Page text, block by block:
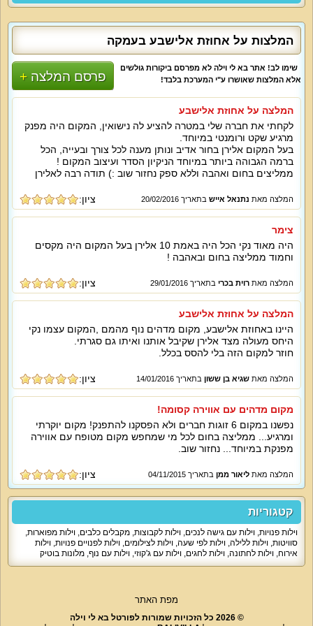
המלצות על אחוזת אלישבע בעמקה
פרסם המלצה
שימו לב! אתר בא לי וילה לא מפרסם ביקורות גולשים
אלא המלצות שאושרו ע"י המערכת בלבד!
המלצה על אחוזת אלישבע
לקחתי את חברה שלי במטרה להציע לה נישואין, המקום היה מפנק
מרגיע שקט ורומנטי במיוחד.
בעל המקום אלירן בחור אדיב ונותן מענה לכל צורך ובעייה, הכל
ברמה הגבוהה ביותר במיוחד הניקיון הסדר ועיצוב המקום !
ממליצים בחום ואהבה וללא ספק נחזור שוב :) תודה רבה לאלירן
המלצה מאת נתנאל אייש בתאריך 20/02/2016 ציון:
צימר
היה מאוד נקי הכל היה באמת 10 אלירן בעל המקום היה מקסים
וחמוד ממליצה בחום ובאהבה !
המלצה מאת רוית בכרי בתאריך 29/01/2016 ציון:
המלצה על אחוזת אלישבע
היינו באחוזת אלישבע, מקום מדהים נוף מהמם ,המקום עצמו נקי
היחס מעולה מצד אלירן שקיבל אותנו ואיתו גם סגרתי.
חוזר למקום הזה בלי להסס בכלל.
המלצה מאת שגיא בן ששון בתאריך 14/01/2016 ציון:
מקום מדהים עם אווירה קסומה!
נפשנו במקום 6 זוגות חברים ולא הפסקנו להתפנק! מקום יוקרתי
ומרגיע... ממליצה בחום לכל מי שמחפש מקום מטופח עם אווירה
מפנקת במיוחד... נחזור שוב.
המלצה מאת ליאור ממן בתאריך 04/11/2015 ציון:
קטגוריות
וילות פנויות, וילות עם גישה לנכים, וילות לקבוצות, מקבלים כלבים, וילות מפוארות,
סוויטות, וילות ללילה, וילות לפי שעה, וילות לצילומים, וילות לפנויים פנויות, וילות
אירוח, וילות לחתונה, וילות לחגים, וילות עם ג'קוזי, וילות עם נוף, מלונות בוטיק
מפת האתר
© 2026 כל הזכויות שמורות לפורטל בא לי וילה